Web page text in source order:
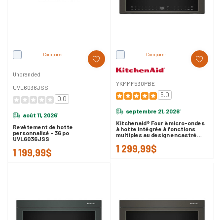
Comparer
Unbranded
UVL6036JSS
0.0
août 11, 2026*
Revêtement de hotte
personnalisé - 36 po
UVL6036JSS
1 199,99$
Comparer
YKMMF530PBE
5.0
septembre 21, 2026*
Kitchenaid® Four à micro-ondes
à hotte intégrée à fonctions
multiples au design encastré
1 299,99$